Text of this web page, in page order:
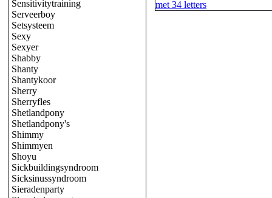
Sensitivitytraining
Serveerboy
Setsysteem
Sexy
Sexyer
Shabby
Shanty
Shantykoor
Sherry
Sherryfles
Shetlandpony
Shetlandpony's
Shimmy
Shimmyen
Shoyu
Sickbuildingsyndroom
Sicksinussyndroom
Sieradenparty
met 34 letters